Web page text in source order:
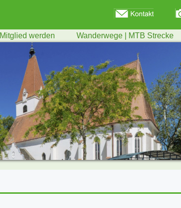
Mitglied werden Wanderwege | MTB Strecke